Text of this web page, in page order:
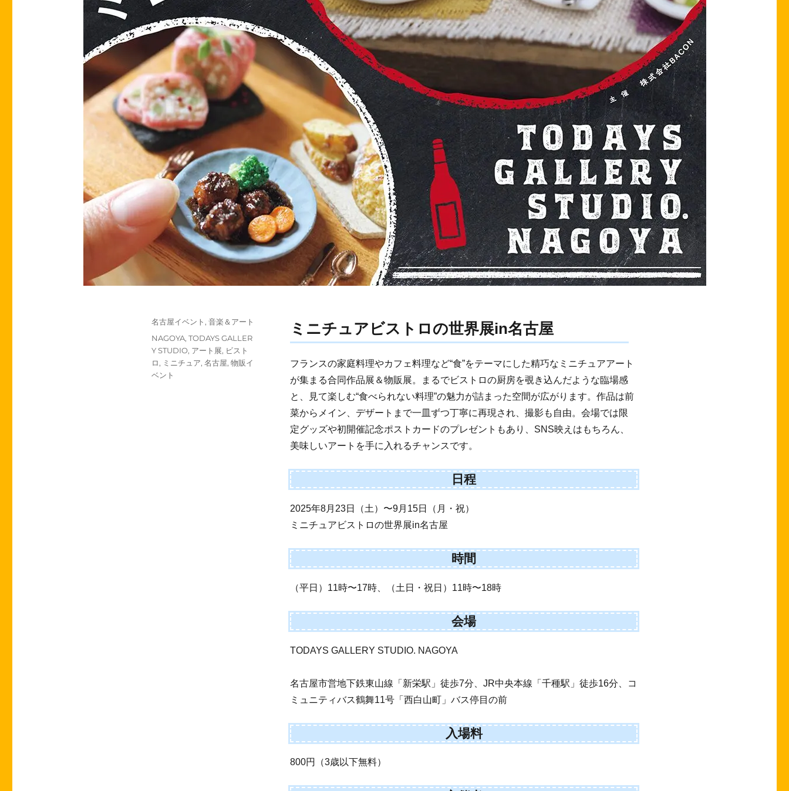
ミニチュアビストロの世界展in名古屋
フランスの家庭料理やカフェ料理など“食”をテーマにした精巧なミニチュアアート
が集まる合同作品展＆物販展。まるでビストロの厨房を覗き込んだような臨場感
と、見て楽しむ“食べられない料理”の魅力が詰まった空間が広がります。作品は前
菜からメイン、デザートまで一皿ずつ丁寧に再現され、撮影も自由。会場では限
定グッズや初開催記念ポストカードのプレゼントもあり、SNS映えはもちろん、
美味しいアートを手に入れるチャンスです。
日程
2025年8月23日（土）〜9月15日（月・祝）
ミニチュアビストロの世界展in名古屋
時間
（平日）11時〜17時、（土日・祝日）11時〜18時
会場
TODAYS GALLERY STUDIO. NAGOYA
名古屋市営地下鉄東山線「新栄駅」徒歩7分、JR中央本線「千種駅」徒歩16分、コ
ミュニティバス鶴舞11号「西白山町」バス停目の前
入場料
800円（3歳以下無料）
投
日:
カ
名古屋イベント , 音楽＆アート
タ
グ
NAGOYA, TODAYS GALLER
Y STUDIO, アート展, ビスト
ロ, ミニチュア, 名古屋, 物販イ
ベント